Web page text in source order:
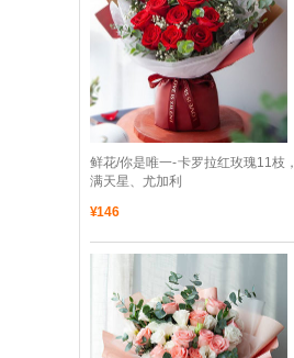
鲜花/你是唯一-卡罗拉红玫瑰11枝，
满天星、尤加利
¥146